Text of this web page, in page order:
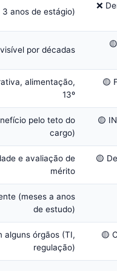
3 anos de estágio)
❌
por décadas
alimentação,
13º
🟡
pelo teto do
cargo)
🟡
e avaliação de
mérito
🟡
(meses a anos
de estudo)
alguns órgãos (TI,
regulação)
🟡